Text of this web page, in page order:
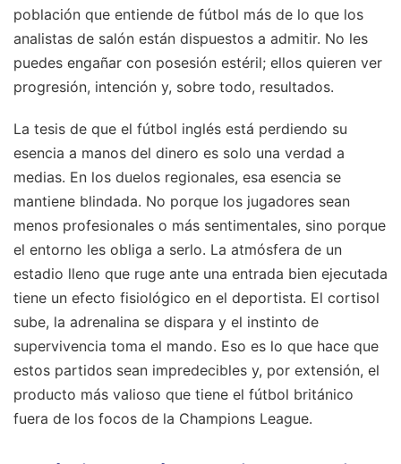
población que entiende de fútbol más de lo que los
analistas de salón están dispuestos a admitir. No les
puedes engañar con posesión estéril; ellos quieren ver
progresión, intención y, sobre todo, resultados.
La tesis de que el fútbol inglés está perdiendo su
esencia a manos del dinero es solo una verdad a
medias. En los duelos regionales, esa esencia se
mantiene blindada. No porque los jugadores sean
menos profesionales o más sentimentales, sino porque
el entorno les obliga a serlo. La atmósfera de un
estadio lleno que ruge ante una entrada bien ejecutada
tiene un efecto fisiológico en el deportista. El cortisol
sube, la adrenalina se dispara y el instinto de
supervivencia toma el mando. Eso es lo que hace que
estos partidos sean impredecibles y, por extensión, el
producto más valioso que tiene el fútbol británico
fuera de los focos de la Champions League.